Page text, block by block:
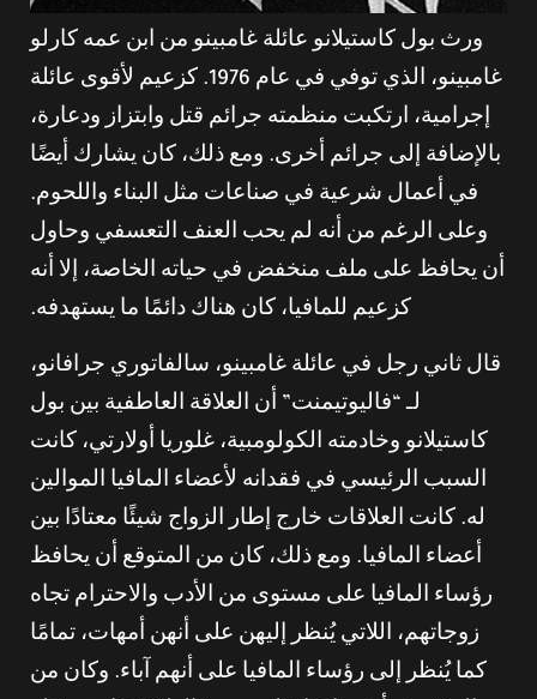
ورث بول كاستيلانو عائلة غامبينو من ابن عمه كارلو
غامبينو، الذي توفي في عام 1976. كزعيم لأقوى عائلة
إجرامية، ارتكبت منظمته جرائم قتل وابتزاز ودعارة،
بالإضافة إلى جرائم أخرى. ومع ذلك، كان يشارك أيضًا
في أعمال شرعية في صناعات مثل البناء واللحوم.
وعلى الرغم من أنه لم يحب العنف التعسفي وحاول
أن يحافظ على ملف منخفض في حياته الخاصة، إلا أنه
كزعيم للمافيا، كان هناك دائمًا ما يستهدفه.
قال ثاني رجل في عائلة غامبينو، سالفاتوري جرافانو،
لـ “فاليوتيمنت” أن العلاقة العاطفية بين بول
كاستيلانو وخادمته الكولومبية، غلوريا أولارتي، كانت
السبب الرئيسي في فقدانه لأعضاء المافيا الموالين
له. كانت العلاقات خارج إطار الزواج شيئًا معتادًا بين
أعضاء المافيا. ومع ذلك، كان من المتوقع أن يحافظ
رؤساء المافيا على مستوى من الأدب والاحترام تجاه
زوجاتهم، اللاتي يُنظر إليهن على أنهن أمهات، تمامًا
كما يُنظر إلى رؤساء المافيا على أنهم آباء. وكان من